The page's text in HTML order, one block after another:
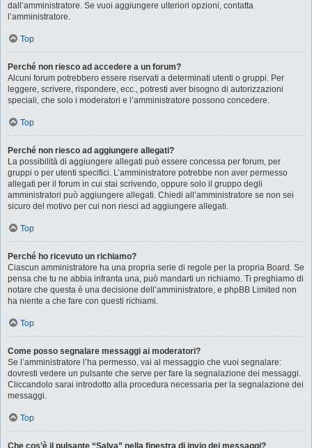
dall’amministratore. Se vuoi aggiungere ulteriori opzioni, contatta
l’amministratore.
Top
Perché non riesco ad accedere a un forum?
Alcuni forum potrebbero essere riservati a determinati utenti o gruppi. Per
leggere, scrivere, rispondere, ecc., potresti aver bisogno di autorizzazioni
speciali, che solo i moderatori e l’amministratore possono concedere.
Top
Perché non riesco ad aggiungere allegati?
La possibilità di aggiungere allegati può essere concessa per forum, per
gruppi o per utenti specifici. L’amministratore potrebbe non aver permesso
allegati per il forum in cui stai scrivendo, oppure solo il gruppo degli
amministratori può aggiungere allegati. Chiedi all’amministratore se non sei
sicuro del motivo per cui non riesci ad aggiungere allegati.
Top
Perché ho ricevuto un richiamo?
Ciascun amministratore ha una propria serie di regole per la propria Board. Se
pensa che tu ne abbia infranta una, può mandarti un richiamo. Ti preghiamo di
notare che questa è una decisione dell’amministratore, e phpBB Limited non
ha niente a che fare con questi richiami.
Top
Come posso segnalare messaggi ai moderatori?
Se l’amministratore l’ha permesso, vai al messaggio che vuoi segnalare:
dovresti vedere un pulsante che serve per fare la segnalazione dei messaggi.
Cliccandolo sarai introdotto alla procedura necessaria per la segnalazione dei
messaggi.
Top
Che cos’è il pulsante “Salva” nella finestra di invio dei messaggi?